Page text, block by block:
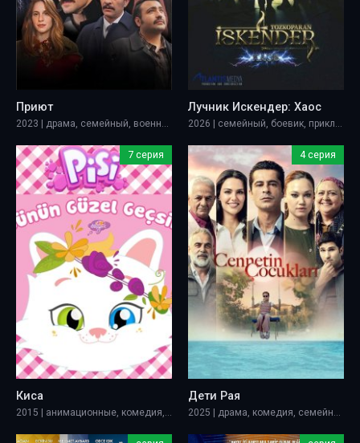
Приют
2023 | драма, семейный, военный
Лучник Искендер: Хаос
2026 | семейный, боевик, приключения
7 серия
Киса
2015 | анимационные, комедия, семейные
4 серия
Дети Рая
2025 | драма, комедия, семейный